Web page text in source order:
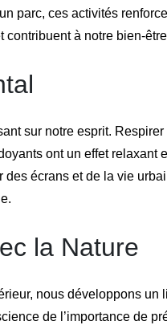
parc, ces activités
à notre bien-
sur notre esprit.
ont un effet relaxant
des écrans et de la vie
la Nature
nous développons
de l’importance de